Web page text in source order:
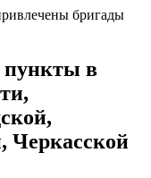
бригады
пункты в
Черкасской